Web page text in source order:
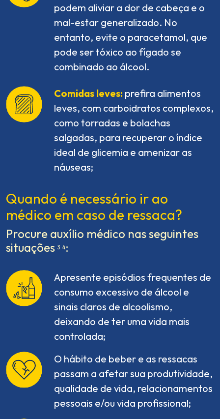
podem aliviar a dor de cabeça e o
mal-estar generalizado. No
entanto, evite o paracetamol, que
pode ser tóxico ao fígado se
combinado ao álcool.
Comidas leves: prefira alimentos
leves, com carboidratos complexos,
como torradas e bolachas
salgadas, para recuperar o índice
ideal de glicemia e amenizar as
náuseas;
Quando é necessário ir ao
médico em caso de ressaca?
Procure auxílio médico nas seguintes
situações 3 4:
Apresente episódios frequentes de
consumo excessivo de álcool e
sinais claros de alcoolismo,
deixando de ter uma vida mais
controlada;
O hábito de beber e as ressacas
passam a afetar sua produtividade,
qualidade de vida, relacionamentos
pessoais e/ou vida profissional;